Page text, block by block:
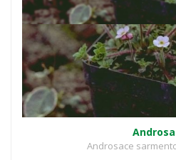
Androsace